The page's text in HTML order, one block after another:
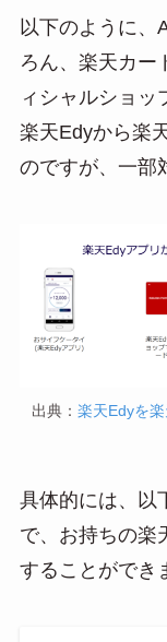
以下のように、
ろん、楽天カー
ィシャルショッ
楽天Edyから楽
のですが、一部
出典： 楽天Edyを
具体的には、以
で、お持ちの楽
することができ